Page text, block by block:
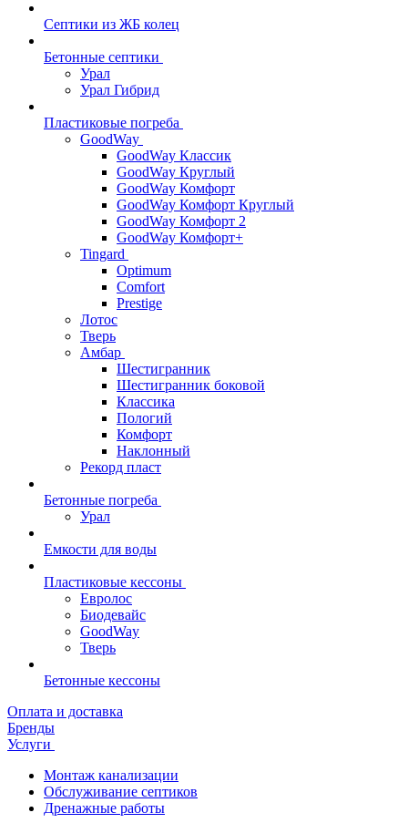
Септики из ЖБ колец
Бетонные септики
Урал
Урал Гибрид
Пластиковые погреба
GoodWay
GoodWay Классик
GoodWay Круглый
GoodWay Комфорт
GoodWay Комфорт Круглый
GoodWay Комфорт 2
GoodWay Комфорт+
Tingard
Optimum
Comfort
Prestige
Лотос
Тверь
Амбар
Шестигранник
Шестигранник боковой
Классика
Пологий
Комфорт
Наклонный
Рекорд пласт
Бетонные погреба
Урал
Емкости для воды
Пластиковые кессоны
Евролос
Биодевайс
GoodWay
Тверь
Бетонные кессоны
Оплата и доставка
Бренды
Услуги
Монтаж канализации
Обслуживание септиков
Дренажные работы